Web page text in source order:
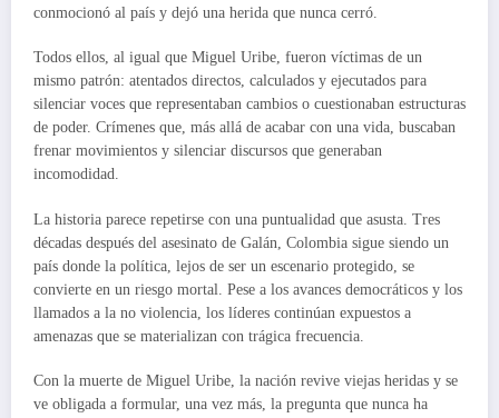
conmocionó al país y dejó una herida que nunca cerró.
Todos ellos, al igual que Miguel Uribe, fueron víctimas de un
mismo patrón: atentados directos, calculados y ejecutados para
silenciar voces que representaban cambios o cuestionaban estructuras
de poder. Crímenes que, más allá de acabar con una vida, buscaban
frenar movimientos y silenciar discursos que generaban
incomodidad.
La historia parece repetirse con una puntualidad que asusta. Tres
décadas después del asesinato de Galán, Colombia sigue siendo un
país donde la política, lejos de ser un escenario protegido, se
convierte en un riesgo mortal. Pese a los avances democráticos y los
llamados a la no violencia, los líderes continúan expuestos a
amenazas que se materializan con trágica frecuencia.
Con la muerte de Miguel Uribe, la nación revive viejas heridas y se
ve obligada a formular, una vez más, la pregunta que nunca ha